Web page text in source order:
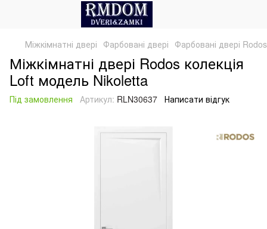
Міжкімнатні двері Фарбовані двері Фарбовані двері Rodos
Міжкімнатні двері Rodos колекція
Loft модель Nikoletta
Під замовлення Артикул: RLN30637 Написати відгук